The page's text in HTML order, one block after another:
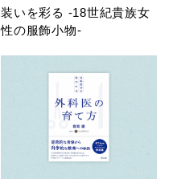
装いを彩る -18世紀貴族女
性の服飾小物-